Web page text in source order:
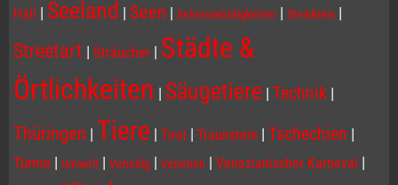
Hall | Seeland | Seen | Sehenswürdigkeiten | Steinkreis |
Streetart | Sträucher | Städte &
Örtlichkeiten | Säugetiere | Technik |
Thüringen | Tiere | Tirol | Traunstein | Tschechien |
Türme | Umwelt | Venedig | Venetien | Venezianischer Karneval |